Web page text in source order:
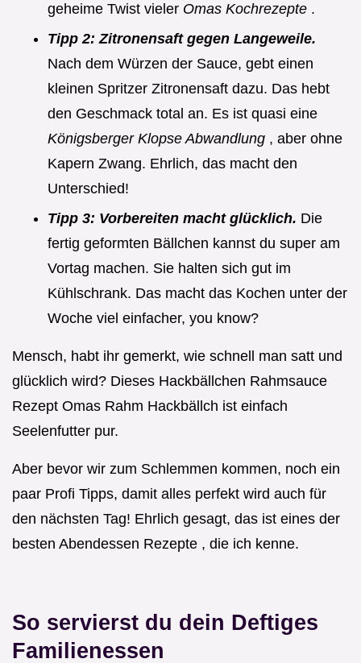
geheime Twist vieler Omas Kochrezepte .
Tipp 2: Zitronensaft gegen Langeweile.
Nach dem Würzen der Sauce, gebt einen
kleinen Spritzer Zitronensaft dazu. Das hebt
den Geschmack total an. Es ist quasi eine
Königsberger Klopse Abwandlung , aber ohne
Kapern Zwang. Ehrlich, das macht den
Unterschied!
Tipp 3: Vorbereiten macht glücklich. Die
fertig geformten Bällchen kannst du super am
Vortag machen. Sie halten sich gut im
Kühlschrank. Das macht das Kochen unter der
Woche viel einfacher, you know?
Mensch, habt ihr gemerkt, wie schnell man satt und
glücklich wird? Dieses Hackbällchen Rahmsauce
Rezept Omas Rahm Hackbällch ist einfach
Seelenfutter pur.
Aber bevor wir zum Schlemmen kommen, noch ein
paar Profi Tipps, damit alles perfekt wird auch für
den nächsten Tag! Ehrlich gesagt, das ist eines der
besten Abendessen Rezepte , die ich kenne.
So servierst du dein Deftiges
Familienessen